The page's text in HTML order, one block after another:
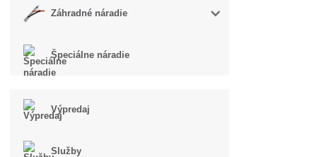
Záhradné náradie
Špeciálne náradie
Výpredaj
Služby